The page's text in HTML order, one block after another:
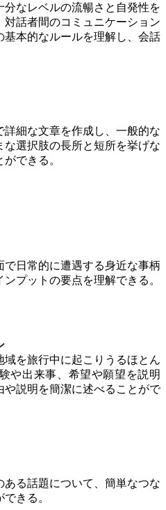
なレベルの流暢さと自発性を
対話者間のコミュニケーション
本的なルールを理解し、会話
細な文章を作成し、一般的な
な選択肢の長所と短所を挙げな
できる。
日常的に遭遇する身近な事柄
プットの要点を理解できる。
を旅行中に起こりうるほとん
や出来事、希望や願望を説明
や説明を簡潔に述べることがで
る話題について、簡単なつな
きる。